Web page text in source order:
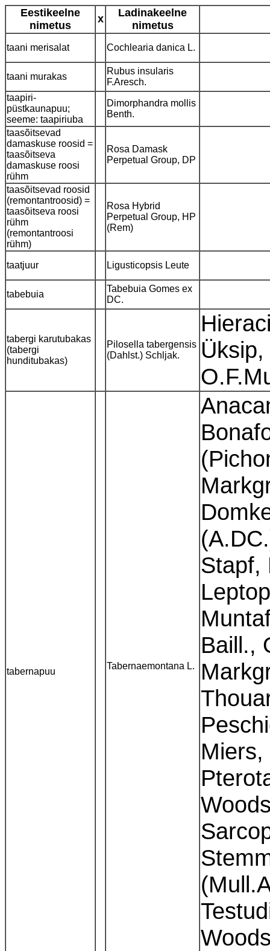
Eestikeelne
nimetus
x
Ladinakeelne
nimetus
taani merisalat Cochlearia danica L.
taani murakas
Rubus insularis
F.Aresch.
taapiri-
püstkaunapuu;
seeme: taapiriuba
Dimorphandra mollis
Benth.
taasõitsevad
damaskuse roosid =
taasõitseva
damaskuse roosi
rühm
Rosa Damask
Perpetual Group, DP
taasõitsevad roosid
(remontantroosid) =
taasõitseva roosi
rühm
(remontantroosi
rühm)
Rosa Hybrid
Perpetual Group, HP
(Rem)
taatjuur Ligusticopsis Leute
tabebuia
Tabebuia Gomes ex
DC.
tabergi karutubakas
(tabergi
hunditubakas)
Pilosella tabergensis
(Dahlst.) Schljak.
tabernapuu
Tabernaemontana L.
Stapf,
Baill.,